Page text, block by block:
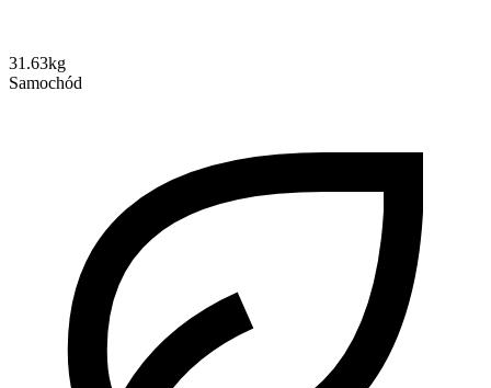
31.63kg
Samochód